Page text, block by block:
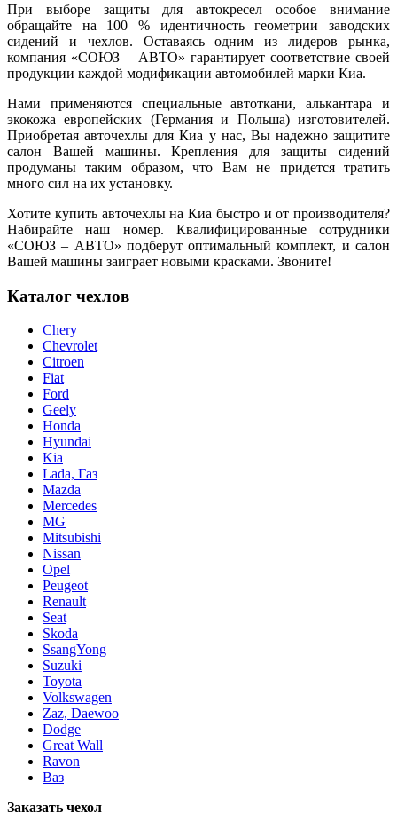
При выборе защиты для автокресел особое внимание
обращайте на 100 % идентичность геометрии заводских
сидений и чехлов. Оставаясь одним из лидеров рынка,
компания «СОЮЗ – АВТО» гарантирует соответствие своей
продукции каждой модификации автомобилей марки Киа.
Нами применяются специальные автоткани, алькантара и
экокожа европейских (Германия и Польша) изготовителей.
Приобретая авточехлы для Киа у нас, Вы надежно защитите
салон Вашей машины. Крепления для защиты сидений
продуманы таким образом, что Вам не придется тратить
много сил на их установку.
Хотите купить авточехлы на Киа быстро и от производителя?
Набирайте наш номер. Квалифицированные сотрудники
«СОЮЗ – АВТО» подберут оптимальный комплект, и салон
Вашей машины заиграет новыми красками. Звоните!
Каталог чехлов
Chery
Chevrolet
Citroen
Fiat
Ford
Geely
Honda
Hyundai
Kia
Lada, Газ
Mazda
Mercedes
MG
Mitsubishi
Nissan
Opel
Peugeot
Renault
Seat
Skoda
SsangYong
Suzuki
Toyota
Volkswagen
Zaz, Daewoo
Dodge
Great Wall
Ravon
Ваз
Заказать чехол